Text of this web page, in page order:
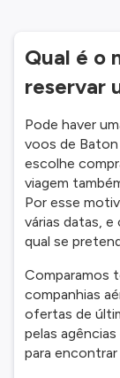
Qual é o
reservar
Pode haver
voos de
escolhe
viagem
Por esse
várias datas,
qual se
Comparamos
companhias
ofertas de
pelas
para